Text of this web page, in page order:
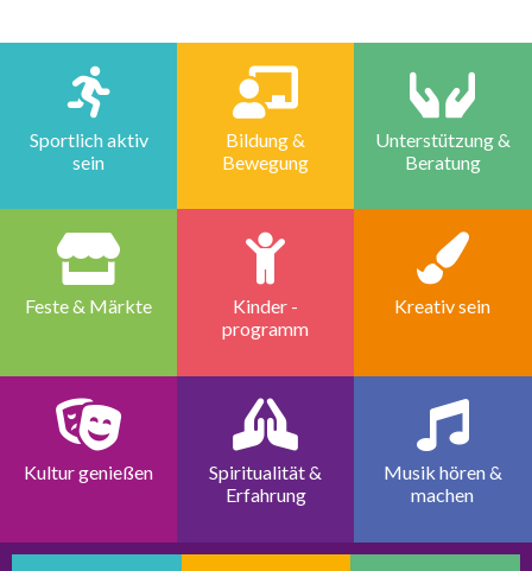
Sportlich aktiv
sein
Bildung &
Bewegung
Unterstützung &
Beratung
Feste & Märkte
Kinder -
programm
Kreativ sein
Kultur genießen
Spiritualität &
Erfahrung
Musik hören &
machen